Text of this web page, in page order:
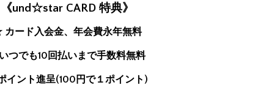
《und☆star CARD 特典》
ード入会金、年会費永年無料
つでも10回払いまで手数料無料
イント進呈(100円で１ポイント)